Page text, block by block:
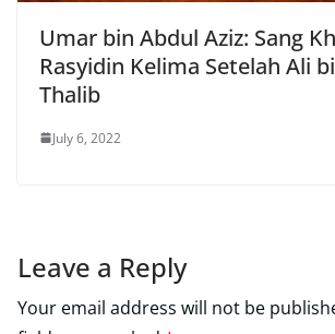
Umar bin Abdul Aziz: Sang
Rasyidin Kelima Setelah Ali
Thalib
July 6, 2022
Leave a Reply
Your email address will not be